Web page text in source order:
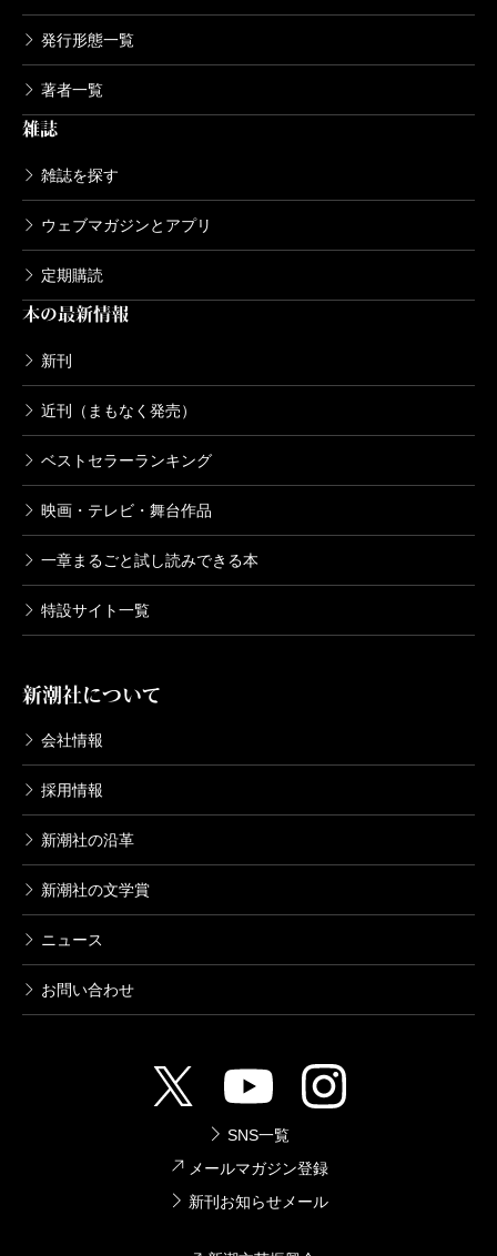
発行形態一覧
著者一覧
雑誌
雑誌を探す
ウェブマガジンとアプリ
定期購読
本の最新情報
新刊
近刊（まもなく発売）
ベストセラーランキング
映画・テレビ・舞台作品
一章まるごと試し読みできる本
特設サイト一覧
新潮社について
会社情報
採用情報
新潮社の沿革
新潮社の文学賞
ニュース
お問い合わせ
SNS一覧
メールマガジン登録
新刊お知らせメール